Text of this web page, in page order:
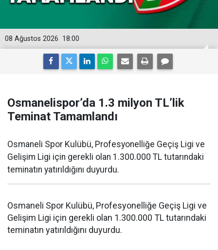
18:00
08 Ağustos 2026
Osmanelispor’da 1.3 milyon TL’lik
Teminat Tamamlandı
Osmaneli Spor Kulübü, Profesyonelliğe Geçiş Ligi ve
Gelişim Ligi için gerekli olan 1.300.000 TL tutarındaki
teminatın yatırıldığını duyurdu.
Osmaneli Spor Kulübü, Profesyonelliğe Geçiş Ligi ve
Gelişim Ligi için gerekli olan 1.300.000 TL tutarındaki
teminatın yatırıldığını duyurdu.